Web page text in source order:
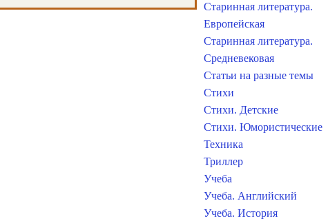
Старинная литература.
Европейская
Старинная литература.
Средневековая
Статьи на разные темы
Стихи
Стихи. Детские
Стихи. Юмористические
Техника
Триллер
Учеба
Учеба. Английский
Учеба. История